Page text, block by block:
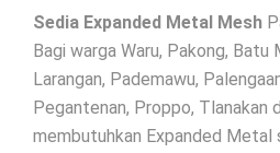
Sedia Expanded Metal Mesh
Bagi warga Waru, Pakong, Batu
Larangan, Pademawu,
Pegantenan, Proppo, Tlanakan
membutuhkan Expanded Metal